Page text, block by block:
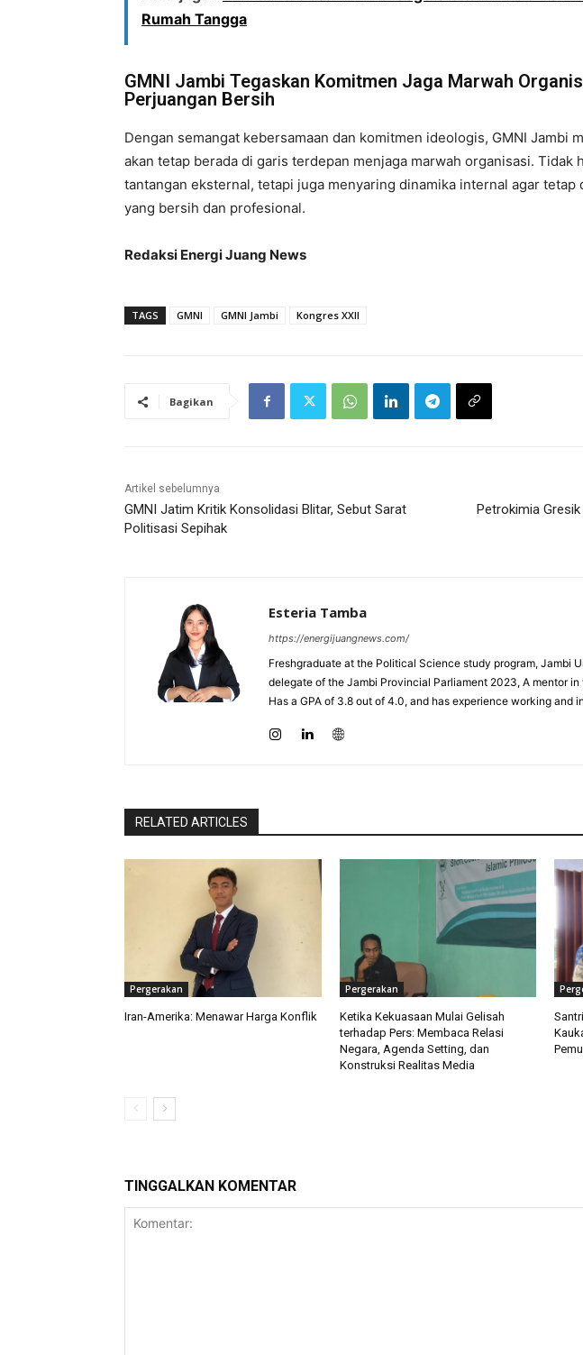
Rumah Tangga
GMNI Jambi Tegaskan Komitmen Jaga Marwah
Perjuangan Bersih
Dengan semangat kebersamaan dan komitmen ideologis, GMNI Jambi
akan tetap berada di garis terdepan menjaga marwah organisasi. Tidak
tantangan eksternal, tetapi juga menyaring dinamika internal agar tetap
yang bersih dan profesional.
Redaksi Energi Juang News
TAGS GMNI GMNI Jambi Kongres XXII
Bagikan
Artikel sebelumnya
GMNI Jatim Kritik Konsolidasi Blitar, Sebut Sarat
Politisasi Sepihak
Petrokimia
Esteria Tamba
https://energijuangnews.com/
Freshgraduate at the Political Science study program, Jambi
delegate of the Jambi Provincial Parliament 2023, A mentor
Has a GPA of 3.8 out of 4.0, and has experience working and
RELATED ARTICLES
Pergerakan
Iran-Amerika: Menawar Harga Konflik
Pergerakan
Ketika Kekuasaan Mulai Gelisah
terhadap Pers: Membaca Relasi
Negara, Agenda Setting, dan
Konstruksi Realitas Media
TINGGALKAN KOMENTAR